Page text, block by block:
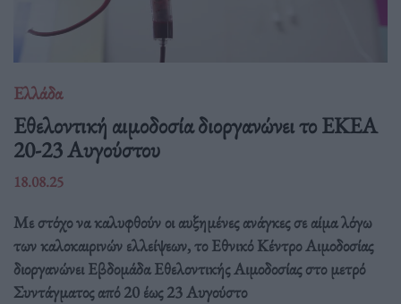
Ελλάδα
Eθελοντική αιμοδοσία διοργανώνει το ΕΚΕΑ
20-23 Αυγούστου
18.08.25
Με στόχο να καλυφθούν οι αυξημένες ανάγκες σε αίμα λόγω
των καλοκαιρινών ελλείψεων, το Εθνικό Κέντρο Αιμοδοσίας
διοργανώνει Εβδομάδα Εθελοντικής Αιμοδοσίας στο μετρό
Συντάγματος από 20 έως 23 Αυγούστο